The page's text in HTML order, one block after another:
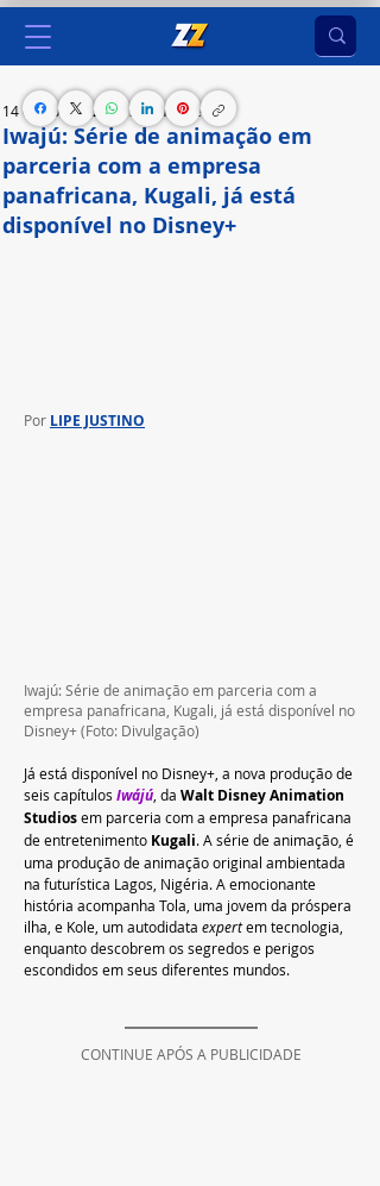
Iwajú: Série de animação em
parceria com a empresa
panafricana, Kugali, já está
disponível no Disney+
14 de abr. de 2024 3 min de leitura
Por LIPE JUSTINO
Iwajú: Série de animação em parceria com a
empresa panafricana, Kugali, já está disponível no
Disney+ (Foto: Divulgação)
Já está disponível no Disney+, a nova produção de
seis capítulos Iwájú , da Walt Disney Animation
Studios em parceria com a empresa panafricana
de entretenimento Kugali. A série de animação, é
uma produção de animação original ambientada
na futurística Lagos, Nigéria. A emocionante
história acompanha Tola, uma jovem da próspera
ilha, e Kole, um autodidata expert em tecnologia,
enquanto descobrem os segredos e perigos
escondidos em seus diferentes mundos.
CONTINUE APÓS A PUBLICIDADE